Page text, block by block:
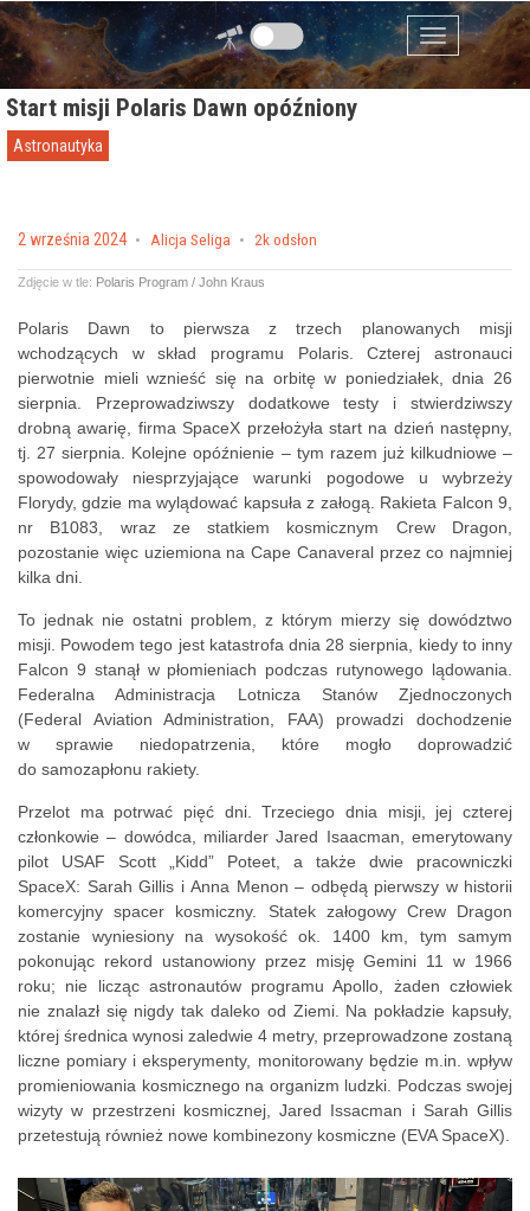
Przejdź do zawartości
Menu
Start misji Polaris Dawn opóźniony
Astronautyka
Posted on
2 września 2024 by Alicja Seliga 2k odsłon
Zdjęcie w tle: Polaris Program / John Kraus
Polaris Dawn to pierwsza z trzech planowanych misji
wchodzących w skład programu Polaris. Czterej astronauci
pierwotnie mieli wznieść się na orbitę w poniedziałek, dnia 26
sierpnia. Przeprowadziwszy dodatkowe testy i stwierdziwszy
drobną awarię, firma SpaceX przełożyła start na dzień następny,
tj. 27 sierpnia. Kolejne opóźnienie – tym razem już kilkudniowe –
spowodowały niesprzyjające warunki pogodowe u wybrzeży
Florydy, gdzie ma wylądować kapsuła z załogą. Rakieta Falcon 9,
nr B1083, wraz ze statkiem kosmicznym Crew Dragon,
pozostanie więc uziemiona na Cape Canaveral przez co najmniej
kilka dni.
To jednak nie ostatni problem, z którym mierzy się dowództwo
misji. Powodem tego jest katastrofa dnia 28 sierpnia, kiedy to inny
Falcon 9 stanął w płomieniach podczas rutynowego lądowania.
Federalna Administracja Lotnicza Stanów Zjednoczonych
(Federal Aviation Administration, FAA) prowadzi dochodzenie
w sprawie niedopatrzenia, które mogło doprowadzić
do samozapłonu rakiety.
Przelot ma potrwać pięć dni. Trzeciego dnia misji, jej czterej
członkowie – dowódca, miliarder Jared Isaacman, emerytowany
pilot USAF Scott „Kidd” Poteet, a także dwie pracowniczki
SpaceX: Sarah Gillis i Anna Menon – odbędą pierwszy w historii
komercyjny spacer kosmiczny. Statek załogowy Crew Dragon
zostanie wyniesiony na wysokość ok. 1400 km, tym samym
pokonując rekord ustanowiony przez misję Gemini 11 w 1966
roku; nie licząc astronautów programu Apollo, żaden człowiek
nie znalazł się nigdy tak daleko od Ziemi. Na pokładzie kapsuły,
której średnica wynosi zaledwie 4 metry, przeprowadzone zostaną
liczne pomiary i eksperymenty, monitorowany będzie m.in. wpływ
promieniowania kosmicznego na organizm ludzki. Podczas swojej
wizyty w przestrzeni kosmicznej, Jared Issacman i Sarah Gillis
przetestują również nowe kombinezony kosmiczne (EVA SpaceX).